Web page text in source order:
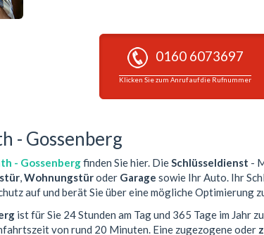
0160 6073697
Klicken Sie zum Anruf auf die Rufnummer
- Gossenberg
- Gossenbergfinden Sie hier. DieSchlüsseldienst -
,Wohnungstüroder Garage sowie Ihr Auto. Ihr
auf und berät Sie über eine mögliche Optimierung
ist für Sie 24 Stunden am Tag und 365 Tage im Jahr
von rund 20 Minuten. Eine zugezogene oder